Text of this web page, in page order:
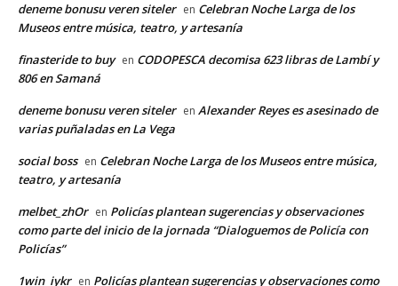
deneme bonusu veren siteler en Celebran Noche Larga de los
Museos entre música, teatro, y artesanía
finasteride to buy en CODOPESCA decomisa 623 libras de Lambí y
806 en Samaná
deneme bonusu veren siteler en Alexander Reyes es asesinado de
varias puñaladas en La Vega
social boss en Celebran Noche Larga de los Museos entre música,
teatro, y artesanía
melbet_zhOr en Policías plantean sugerencias y observaciones
como parte del inicio de la jornada “Dialoguemos de Policía con
Policías”
1win_iykr en Policías plantean sugerencias y observaciones como